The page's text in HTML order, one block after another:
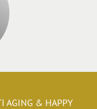
AGING & HAPPY